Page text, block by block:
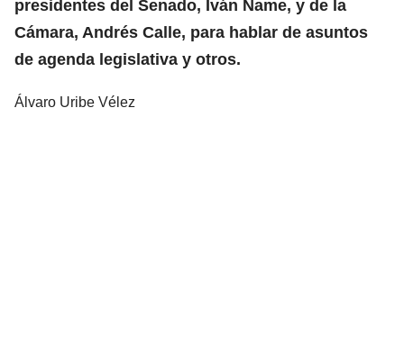
presidentes del Senado, Iván Name, y de la
Cámara, Andrés Calle, para hablar de asuntos
de agenda legislativa y otros.
Álvaro Uribe Vélez